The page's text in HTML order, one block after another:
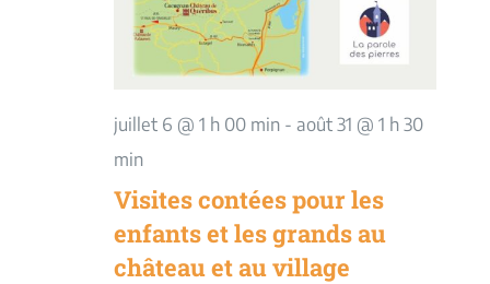
juillet 6 @ 1 h 00 min- août 31 @ 1 h 30
min
Visites contées pour les
enfants et les grands au
château et au village